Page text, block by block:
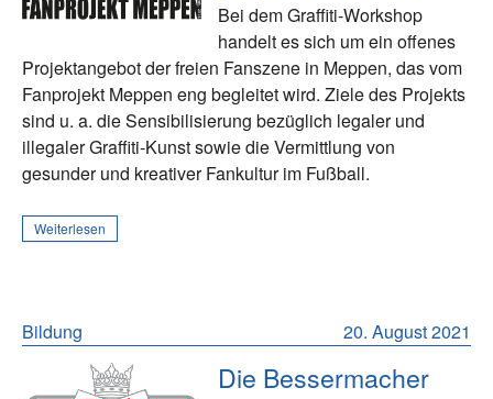
Bei dem Graffiti-Workshop
handelt es sich um ein offenes
Projektangebot der freien Fanszene in Meppen, das vom
Fanprojekt Meppen eng begleitet wird. Ziele des Projekts
sind u. a. die Sensibilisierung bezüglich legaler und
illegaler Graffiti-Kunst sowie die Vermittlung von
gesunder und kreativer Fankultur im Fußball.
Weiterlesen
20. August 2021
Bildung
Die Bessermacher